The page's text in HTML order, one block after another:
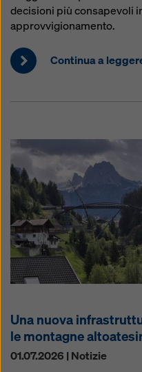
decisioni più consapevoli
approvvigionamento.
Continua a
Una nuova
le montagne
01.07.2026 | Notizie